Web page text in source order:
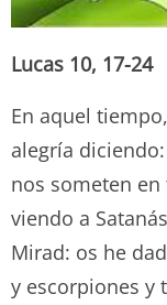
Lucas 10, 17-24
En aquel
alegría
nos someten en
viendo a
Mirad: os he
y escorpiones y